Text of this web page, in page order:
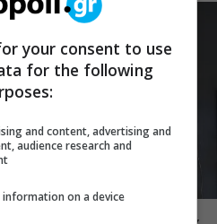
your consent to use
for the following
and content, advertising and
audience research and
on a device